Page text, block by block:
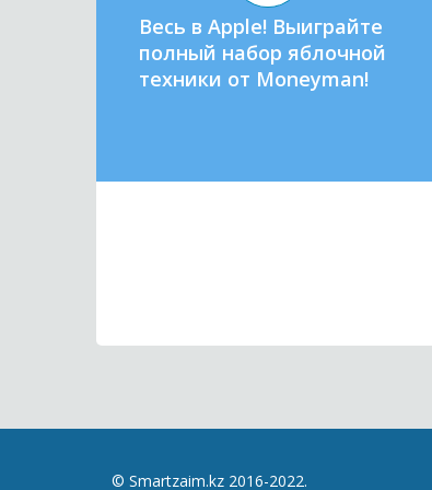
Весь в Apple! Выиграйте
полный набор яблочной
техники от Moneyman!
© Smartzaim.kz 2016-2022.